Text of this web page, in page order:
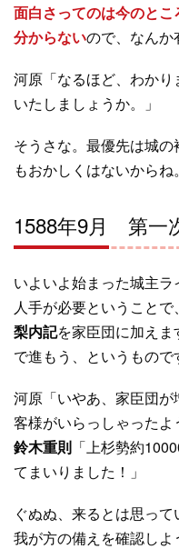
面白さってのは今のとこ
分からないので、なんか
河原「なるほど、わか
いたしましょうか。」
そうさな。最優先は城
もおかしくはないからね。
1588年9月 第一
いよいよ始まった城主
人手が必要ということ
梨内記を家臣団に加え
で進もう、というもので
河原「いやあ、家臣団
客様がいらっしゃったよ
鈴木重則 「上杉勢約
てまいりました！」
ぐぬぬ、来るとは思って
我が方の備えを確認しよ